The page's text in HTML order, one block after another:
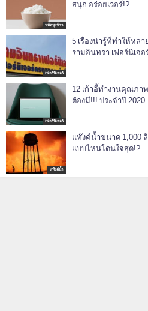
หม้อหุงข้าว
สนุก อร่อยเว่อร์!?
เฟอร์นิเจอร์
5 เรื่องน่ารู้ที่ทำให้หล
รามอินทรา เฟอร์นิเจอ
เฟอร์นิเจอร์
12 เก้าอี้ทำงานคุณภ
ต้องมี!!! ประจำปี 2020
แท๊งค์น้ำ
แท๊งค์น้ำขนาด 1,000
แบบไหนโดนใจสุด!?